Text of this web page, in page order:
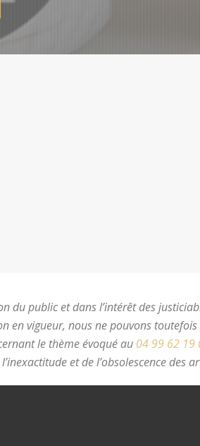
du public et dans l’intérêt des
en vigueur, nous ne pouvons toutefois
le thème évoqué au 04 99 62 19
et de l’obsolescence des